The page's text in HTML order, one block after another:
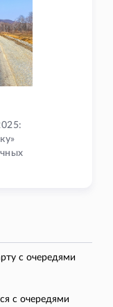
с очередями
с очередями